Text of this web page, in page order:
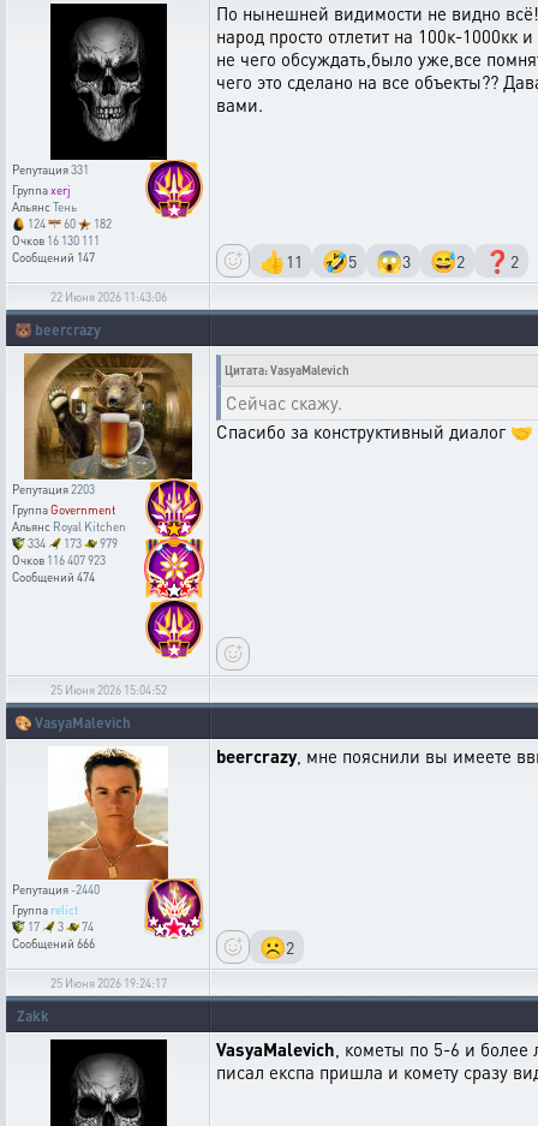
Репутация331
Группаxerj
АльянсТень
124
60
182
Очков 16 130 111
Сообщений 147
По нынешней видимости не видно всё!
народ просто отлетит на 100к-
не чего обсуждать,было уже,все
чего это сделано на все объекты??
вами.
👍11 🤣5 😱3 😅2 ❓ 2
22 Июня 2026 11:43:06
🐻 beercrazy
Репутация2203
ГруппаGovernment
Альянс Royal Kitchen
334
173
979
Очков 116 407 923
Сообщений 474
Цитата: VasyaMalevich
Сейчас скажу.
Спасибо за конструктивный диалог 🤝
25 Июня 2026 15:04:52
🎨 VasyaMalevich
Репутация-2440
Группа relict
17
3
74
Сообщений 666
beercrazy, мне пояснили вы имеете
☹️2
25 Июня 2026 19:24:17
Zakk
VasyaMalevich, кометы по 5-6 и более
писал експа пришла и комету сразу